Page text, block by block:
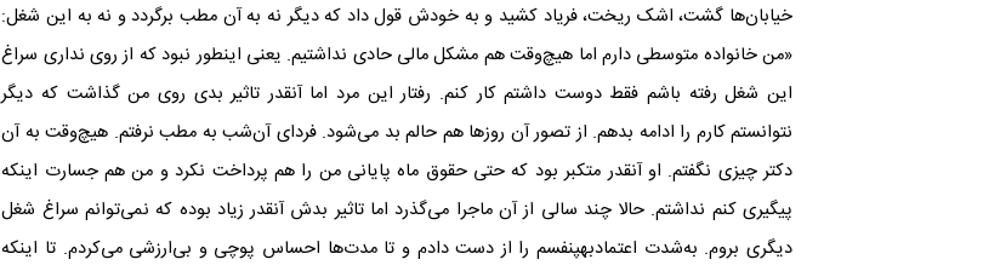
خیابان‌ها گشت، اشک ریخت، فریاد کشید و به خودش قول داد که دیگر نه به آن مطب برگردد و نه به این شغل:
«من خانواده متوسطی دارم اما هیچ‌وقت هم مشکل مالی حادی نداشتیم. یعنی اینطور نبود که از روی نداری سراغ
این شغل رفته باشم فقط دوست داشتم کار کنم. رفتار این مرد اما آنقدر تاثیر بدی روی من گذاشت که دیگر
نتوانستم کارم را ادامه بدهم. از تصور آن روزها هم حالم بد می‌شود. فردای آن‌شب به مطب نرفتم. هیچ‌وقت به آن
دکتر چیزی نگفتم. او آنقدر متکبر بود که حتی حقوق ماه پایانی من را هم پرداخت نکرد و من هم جسارت اینکه
پیگیری کنم نداشتم. حالا چند سالی از آن ماجرا می‌گذرد اما تاثیر بدش آنقدر زیاد بوده که نمی‌توانم سراغ شغل
دیگری بروم. به‌شدت اعتماد‌بهپنفسم را از دست دادم و تا مدت‌ها احساس پوچی و بی‌ارزشی می‌کردم. تا اینکه